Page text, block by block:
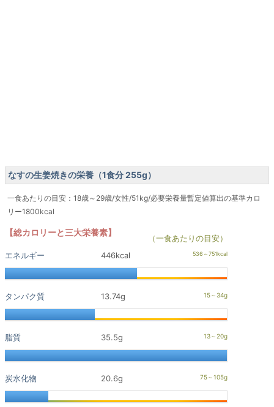
なすの生姜焼きの栄養（1食分 255g）
一食あたりの目安：18歳～29歳/女性/51kg/必要栄養量暫定値算出の基準カロ
リー1800kcal
【総カロリーと三大栄養素】
（一食あたりの目安）
エネルギー
446kcal
タンパク質 13.74g
脂質 35.5g
炭水化物 20.6g